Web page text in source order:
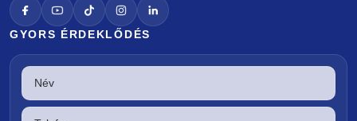
GYORS ÉRDEKLŐDÉS